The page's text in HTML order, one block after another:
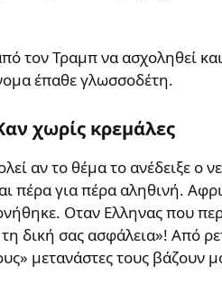
τον Τραμπ να ασχοληθεί
έπαθε γλωσσοδέτη.
χωρίς κρεμάλες
αν το θέμα το ανέδειξε ο
πέρα για πέρα αληθινή.
Οταν Ελληνας που
δική σας ασφάλεια»! Από
μετανάστες τους βάζουν